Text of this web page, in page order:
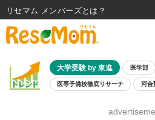
大学受験 by 東進 医学部
医専予備校徹底リサーチ 河合
8月開催学校説明会・
リセマム メンバーズ